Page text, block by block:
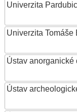
Univerzita
Univerzita Tomáše
Ústav anorganické
Ústav